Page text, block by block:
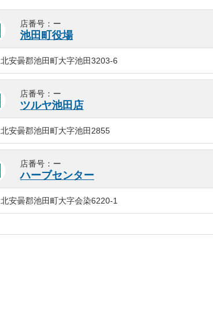
店番号：ー
池田町役場
北安曇郡池田町大字池田3203-6
店番号：ー
ツルヤ池田店
北安曇郡池田町大字池田2855
店番号：ー
ハーブセンター
北安曇郡池田町大字会染6220-1